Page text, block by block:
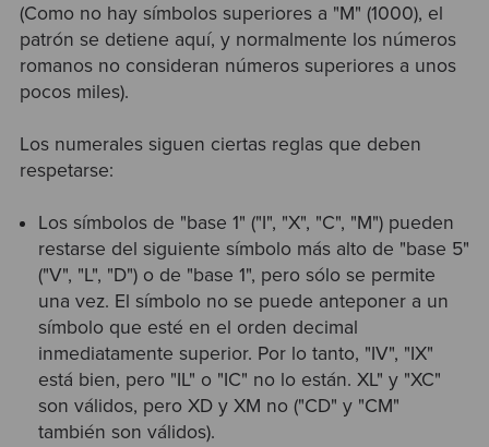
(Como no hay símbolos superiores a "M" (1000), el
patrón se detiene aquí, y normalmente los números
romanos no consideran números superiores a unos
pocos miles).
Los numerales siguen ciertas reglas que deben
respetarse:
Los símbolos de "base 1" ("I", "X", "C", "M") pueden
restarse del siguiente símbolo más alto de "base 5"
("V", "L", "D") o de "base 1", pero sólo se permite
una vez. El símbolo no se puede anteponer a un
símbolo que esté en el orden decimal
inmediatamente superior. Por lo tanto, "IV", "IX"
está bien, pero "IL" o "IC" no lo están. XL" y "XC"
son válidos, pero XD y XM no ("CD" y "CM"
también son válidos).